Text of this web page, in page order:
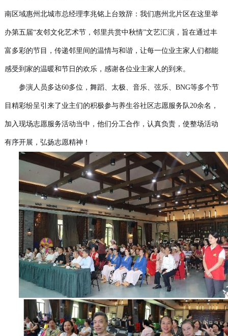
南区域惠州北城市总经理李兆铭上台致辞：我们惠州北片区在这里举
办第五届“友邻文化艺术节，邻里共赏中秋情”文艺汇演，旨在通过丰
富多彩的节目，传递邻里间的温情与和谐，让每一位业主家人们都能
感受到家的温暖和节日的欢乐，感谢各位业主家人的到来。
参演人员多达60多位，舞蹈、太极、音乐、弦乐、BNG等多个节
目精彩纷呈引来了业主们的积极参与养生谷社区志愿服务队20余名，
加入现场志愿服务活动当中，他们分工合作，认真负责，使整场活动
有序开展，弘扬志愿精神！